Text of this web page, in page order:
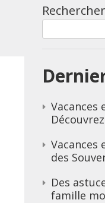
Rechercher
Vacances
Vacances
des
Des
famille